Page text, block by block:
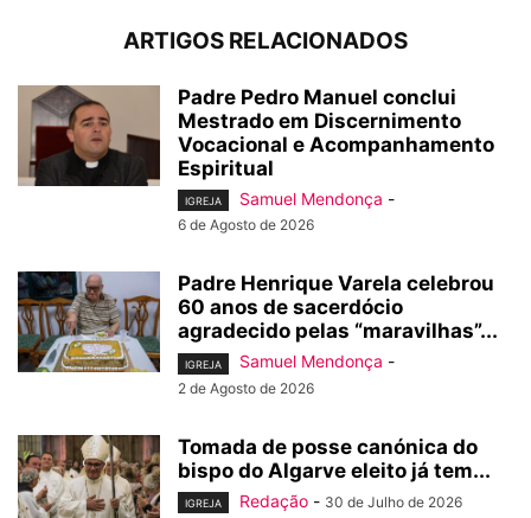
ARTIGOS RELACIONADOS
Padre Pedro Manuel conclui
Mestrado em Discernimento
Vocacional e Acompanhamento
Espiritual
IGREJA Samuel Mendonça -
6 de Agosto de 2026
Padre Henrique Varela celebrou
60 anos de sacerdócio
agradecido pelas “maravilhas”...
IGREJA Samuel Mendonça -
2 de Agosto de 2026
Tomada de posse canónica do
bispo do Algarve eleito já tem...
IGREJA Redação - 30 de Julho de 2026